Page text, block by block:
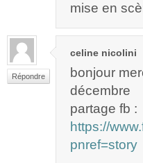
mise en
Répondre
celine nicolini
bonjour
décembre
partage fb :
https://
pnref=story